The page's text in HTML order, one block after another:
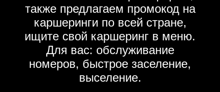
также предлагаем промокод на
каршеринги по всей стране,
ищите свой каршеринг в меню.
Для вас: обслуживание
номеров, быстрое заселение,
выселение.